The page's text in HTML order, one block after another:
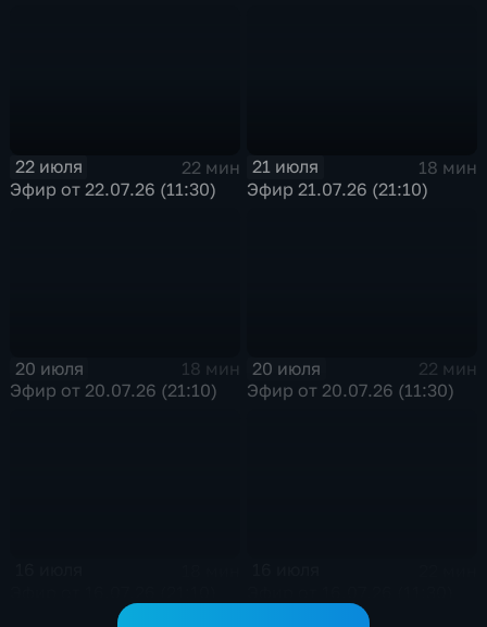
22 июля
22 мин
Эфир от 22.07.26 (11:30)
21 июля
18 мин
Эфир 21.07.26 (21:10)
20 июля
18 мин
Эфир от 20.07.26 (21:10)
20 июля
22 мин
Эфир от 20.07.26 (11:30)